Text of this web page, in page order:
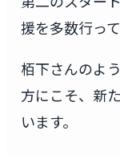
援を多数行って
栢下さんのよ
方にこそ、新
います。